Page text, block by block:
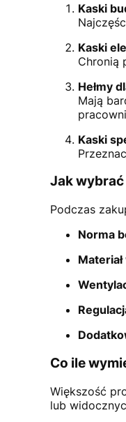
Kaski
Kaski
Chronią
Hełmy
Mają
Kaski
Jak
Podczas
Norma
Co ile
Większość
lub